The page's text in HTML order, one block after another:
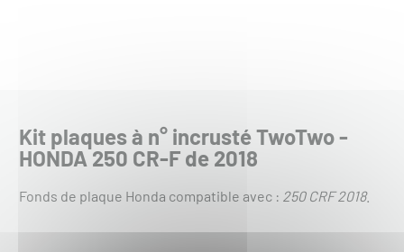
Kit plaques à n° incrusté TwoTwo -
HONDA 250 CR-F de 2018
Fonds de plaque Honda compatible avec : 250 CRF 2018.